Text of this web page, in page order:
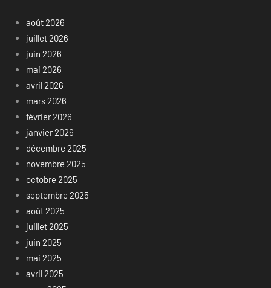
août 2026
juillet 2026
juin 2026
mai 2026
avril 2026
mars 2026
février 2026
janvier 2026
décembre 2025
novembre 2025
octobre 2025
septembre 2025
août 2025
juillet 2025
juin 2025
mai 2025
avril 2025